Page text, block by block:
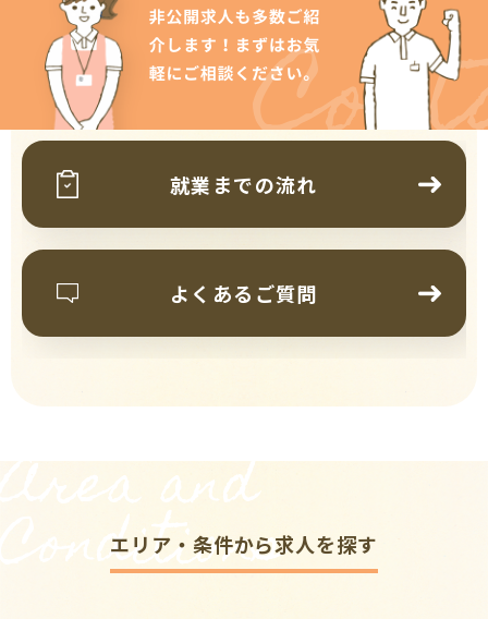
就業までの流れ
よくあるご質問
Area and
Conditions
エリア・条件から求人を探す